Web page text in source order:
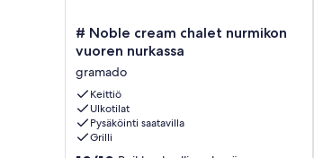
#
Noble
chalet
nurmikon
vuoren
nurkassa
gramado
# Noble cream chalet nurmikon
vuoren nurkassa
gramado
Keittiö
Ulkotilat
Pysäköinti saatavilla
Grilli